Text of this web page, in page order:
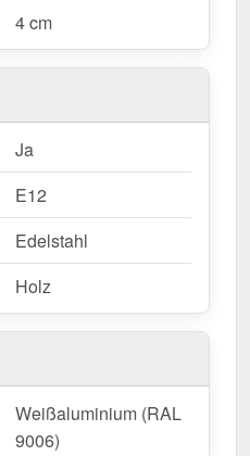
4 cm
Ja
E12
Edelstahl
Holz
Weißaluminium (RAL
9006)